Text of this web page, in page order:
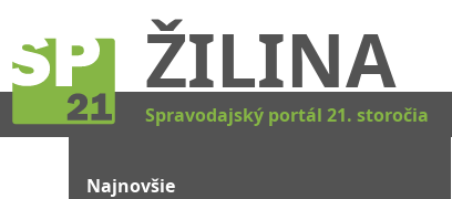
ŽILINA
Spravodajský portál 21. storočia
Najnovšie